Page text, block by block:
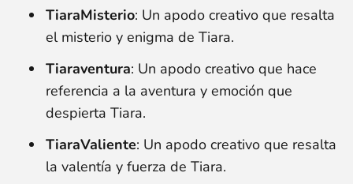
TiaraMisterio: Un apodo creativo que resalta
el misterio y enigma de Tiara.
Tiaraventura: Un apodo creativo que hace
referencia a la aventura y emoción que
despierta Tiara.
TiaraValiente: Un apodo creativo que resalta
la valentía y fuerza de Tiara.